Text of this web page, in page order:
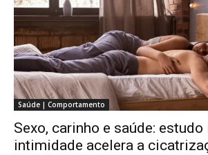
Saúde | Comportamento
Sexo, carinho e saúde:
intimidade acelera a